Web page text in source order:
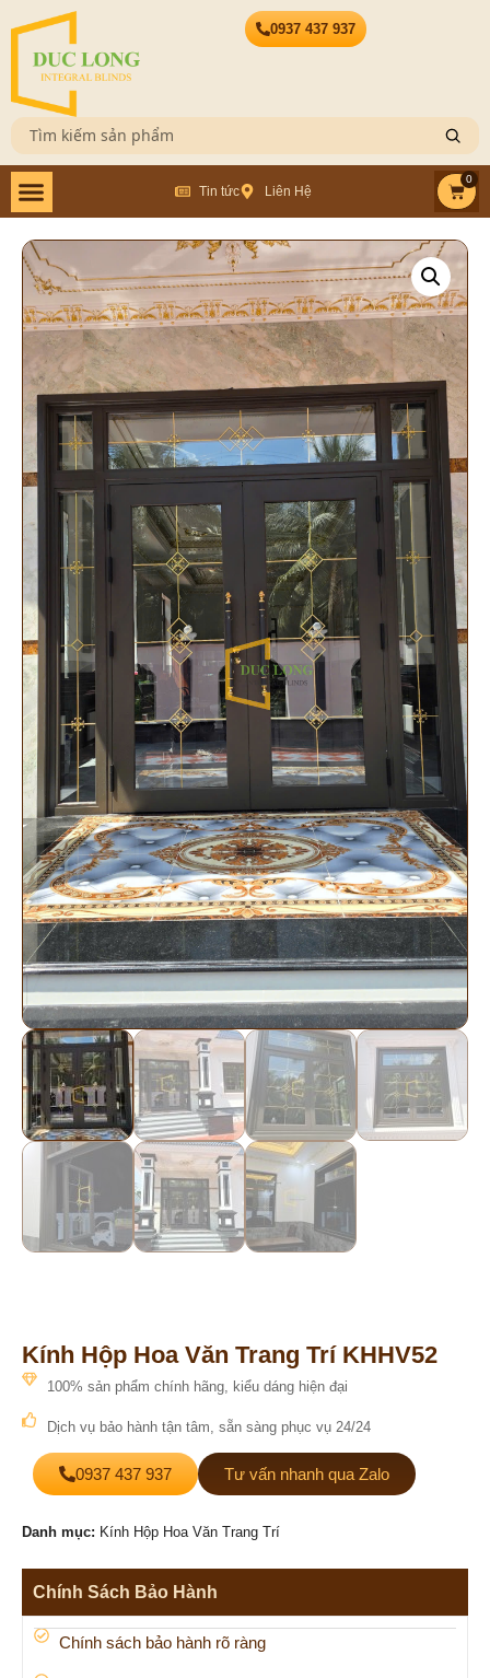
0937 437 937
Tin tức Liên Hệ
0
Kính Hộp Hoa Văn Trang Trí KHHV52
100% sản phẩm chính hãng, kiểu dáng hiện đại
Dịch vụ bảo hành tận tâm, sẵn sàng phục vụ 24/24
0937 437 937 Tư vấn nhanh qua Zalo
Danh mục: Kính Hộp Hoa Văn Trang Trí
Chính Sách Bảo Hành
Chính sách bảo hành rõ ràng